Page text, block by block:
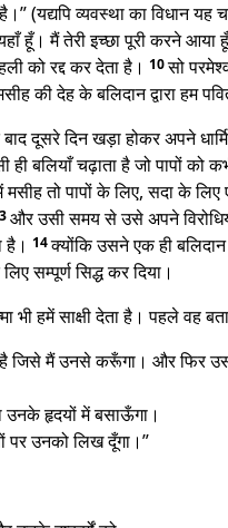
(यद्यपि व्यवस्था का विधान यह
हूँ। मैं तेरी इच्छा पूरी करने आया
को रद्द कर देता है। 10सो
की देह के बलिदान द्वारा हम
दूसरे दिन खड़ा होकर अपने
बलियाँ चढ़ाता है जो पापों को
तो पापों के लिए, सदा के लिए
और उसी समय से उसे अपने
है। 14क्योंकि उसने एक ही बलिदान
सम्पूर्ण सिद्ध कर दिया।
भी हमें साक्षी देता है। पहले वह
है जिसे मैं उनसे करूँगा। और फिर
उनके हृदयों में बसाऊँगा।
पर उनको लिख दूँगा।”